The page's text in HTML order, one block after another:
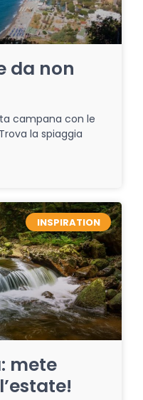
da non
campana con le
la spiaggia
INSPIRATION
mete